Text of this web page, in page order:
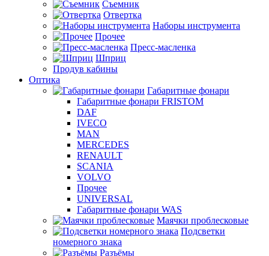
Съемник
Отвертка
Наборы инструмента
Прочее
Пресс-масленка
Шприц
Продув кабины
Оптика
Габаритные фонари
Габаритные фонари FRISTOM
DAF
IVECO
MAN
MERCEDES
RENAULT
SCANIA
VOLVO
Прочее
UNIVERSAL
Габаритные фонари WAS
Маячки проблесковые
Подсветки
номерного знака
Разъёмы